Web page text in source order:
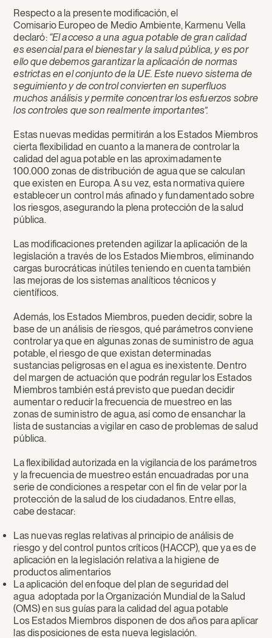
Respecto a la presente modificación, el
Comisario Europeo de Medio Ambiente, Karmenu Vella
declaró: “El acceso a una agua potable de gran calidad
es esencial para el bienestar y la salud pública, y es por
ello que debemos garantizar la aplicación de normas
estrictas en el conjunto de la UE. Este nuevo sistema de
seguimiento y de control convierten en superfluos
muchos análisis y permite concentrar los esfuerzos sobre
los controles que son realmente importantes”.
Estas nuevas medidas permitirán a los Estados Miembros
cierta flexibilidad en cuanto a la manera de controlar la
calidad del agua potable en las aproximadamente
100.000 zonas de distribución de agua que se calculan
que existen en Europa. A su vez, esta normativa quiere
establecer un control más afinado y fundamentado sobre
los riesgos, asegurando la plena protección de la salud
pública.
Las modificaciones pretenden agilizar la aplicación de la
legislación a través de los Estados Miembros, eliminando
cargas burocráticas inútiles teniendo en cuenta también
las mejoras de los sistemas analíticos técnicos y
científicos.
Además, los Estados Miembros, pueden decidir, sobre la
base de un análisis de riesgos, qué parámetros conviene
controlar ya que en algunas zonas de suministro de agua
potable, el riesgo de que existan determinadas
sustancias peligrosas en el agua es inexistente. Dentro
del margen de actuación que podrán regular los Estados
Miembros también está previsto que puedan decidir
aumentar o reducir la frecuencia de muestreo en las
zonas de suministro de agua, así como de ensanchar la
lista de sustancias a vigilar en caso de problemas de salud
pública.
La flexibilidad autorizada en la vigilancia de los parámetros
y la frecuencia de muestreo están encuadradas por una
serie de condiciones a respetar con el fin de velar por la
protección de la salud de los ciudadanos. Entre ellas,
cabe destacar:
Las nuevas reglas relativas al principio de análisis de
riesgo y del control puntos críticos (HACCP), que ya es de
aplicación en la legislación relativa a la higiene de
productos alimentarios
La aplicación del enfoque del plan de seguridad del
agua adoptada por la Organización Mundial de la Salud
(OMS) en sus guías para la calidad del agua potable
Los Estados Miembros disponen de dos años para aplicar
las disposiciones de esta nueva legislación.